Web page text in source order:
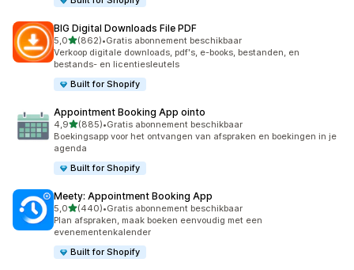
BIG Digital Downloads File PDF
5,0van 5 sterren
(862)
862 recensies in totaal
•Gratis abonnement beschikbaar
Verkoop digitale downloads, pdf's, e-books, bestanden, en
bestands- en licentiesleutels
Built for Shopify
Appointment Booking App ointo
4,9van 5 sterren
(885)
885 recensies in totaal
•Gratis abonnement beschikbaar
Boekingsapp voor het ontvangen van afspraken en boekingen in je
agenda
Built for Shopify
Meety: Appointment Booking App
5,0van 5 sterren
(440)
440 recensies in totaal
•Gratis abonnement beschikbaar
Plan afspraken, maak boeken eenvoudig met een
evenementenkalender
Built for Shopify